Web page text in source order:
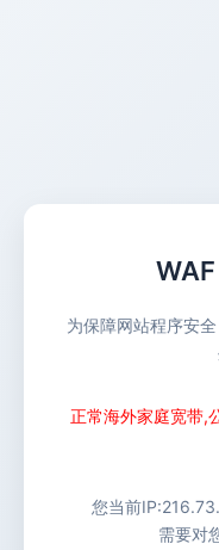
为保障网站程序安
正常海外家庭宽带,
您当前IP:
需要对